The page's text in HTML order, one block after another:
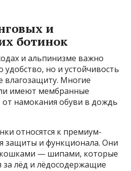
и
ботинок
и альпинизме важно
удобство, но и устойчивость
влагозащиту. Многие
имеют мембранные
от намокания обуви в дождь
относятся к премиум-
защиты и функционала. Они
кошками — шипами, которые
за лёд и лёдосодержащие